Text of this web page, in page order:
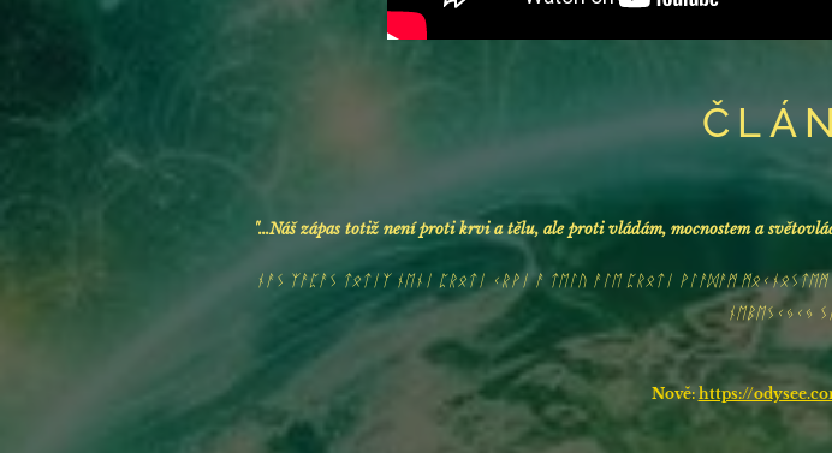
"...Náš zápas totižnení proti krvi a tělu, ale protivládám, mocnostem a
ᚾᚨᛊ ᛉᚨᛈᚨᛊ ᛏᛟᛏᛁᛉ ᚾᛖᚾᛁ ᛈᚱᛟᛏᛁ ᚲᚱᚹᛁ ᚨ ᛏᛖᛚᚢ ᚨᛚᛖ ᛈᚱᛟᛏᛁ ᚹᛚᚨᛞᚨᛗ
ᚾᛖᛒᛖᛊᚲᛃᚲᛃ
Nově: https://